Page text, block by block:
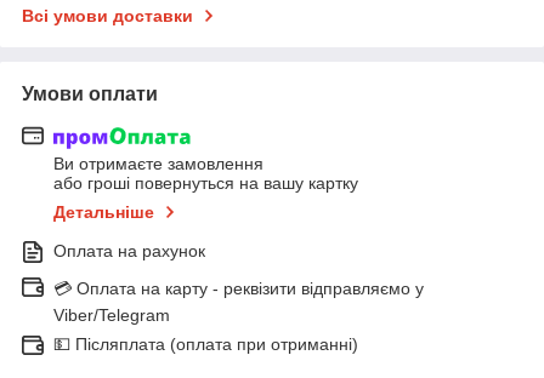
Всі умови доставки
Умови оплати
Ви отримаєте замовлення
або гроші повернуться на вашу картку
Детальніше
Оплата на рахунок
💳 Оплата на карту - реквізити відправляємо у
Viber/Telegram
💵 Післяплата (оплата при отриманні)